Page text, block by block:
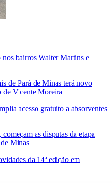
bairros Walter Martins e
de Pará de Minas terá novo
de Vicente Moreira
acesso gratuito a absorventes
as disputas da etapa
Minas
da 14ª edição em